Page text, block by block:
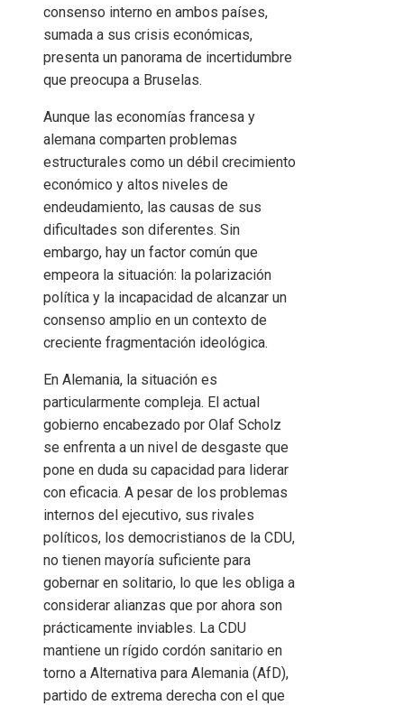
consenso interno en ambos países,
sumada a sus crisis económicas,
presenta un panorama de incertidumbre
que preocupa a Bruselas.
Aunque las economías francesa y
alemana comparten problemas
estructurales como un débil crecimiento
económico y altos niveles de
endeudamiento, las causas de sus
dificultades son diferentes. Sin
embargo, hay un factor común que
empeora la situación: la polarización
política y la incapacidad de alcanzar un
consenso amplio en un contexto de
creciente fragmentación ideológica.
En Alemania, la situación es
particularmente compleja. El actual
gobierno encabezado por Olaf Scholz
se enfrenta a un nivel de desgaste que
pone en duda su capacidad para liderar
con eficacia. A pesar de los problemas
internos del ejecutivo, sus rivales
políticos, los democristianos de la CDU,
no tienen mayoría suficiente para
gobernar en solitario, lo que les obliga a
considerar alianzas que por ahora son
prácticamente inviables. La CDU
mantiene un rígido cordón sanitario en
torno a Alternativa para Alemania (AfD),
partido de extrema derecha con el que